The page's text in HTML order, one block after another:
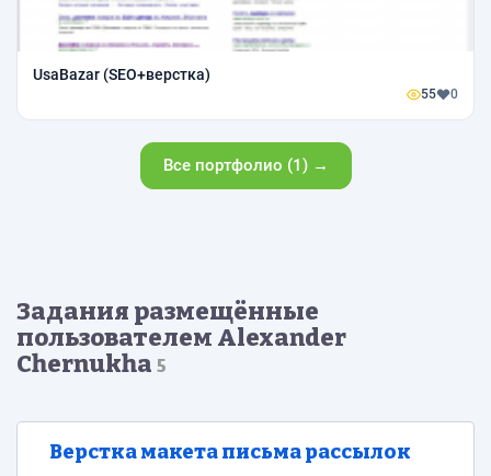
UsaBazar (SEO+верстка)
55 0
Все портфолио (1) →
Задания размещённые
пользователем Alexander
Chernukha 5
Верстка макета письма рассылок